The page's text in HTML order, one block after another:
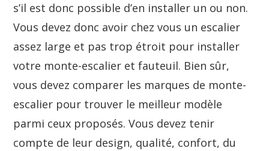
s’il est donc possible d’en installer un ou non.
Vous devez donc avoir chez vous un escalier
assez large et pas trop étroit pour installer
votre monte-escalier et fauteuil. Bien sûr,
vous devez comparer les marques de monte-
escalier pour trouver le meilleur modèle
parmi ceux proposés. Vous devez tenir
compte de leur design, qualité, confort, du